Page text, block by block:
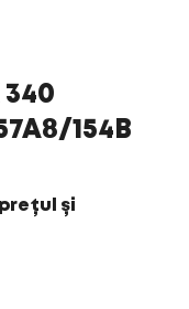
340
154B
și